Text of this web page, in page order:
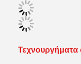
Τεχνουργήματα